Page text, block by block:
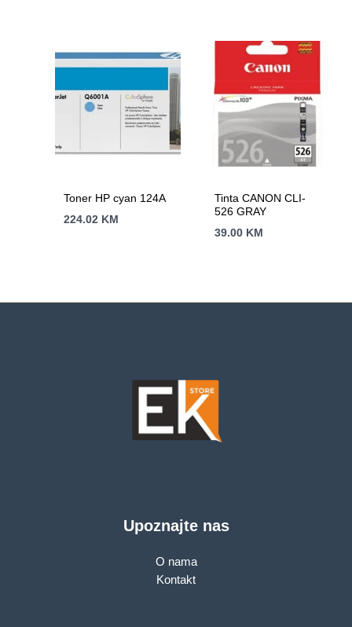
Toner HP cyan 124A
224.02 KM
Tinta CANON CLI-
526 GRAY
39.00 KM
Upoznajte nas
O nama
Kontakt